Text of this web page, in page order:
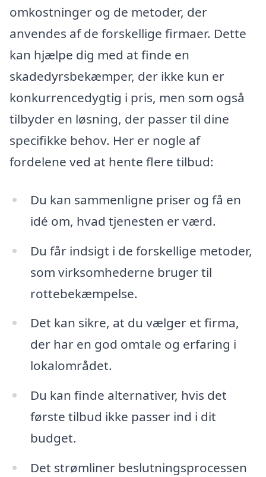
omkostninger og de metoder, der
anvendes af de forskellige firmaer. Dette
kan hjælpe dig med at finde en
skadedyrsbekæmper, der ikke kun er
konkurrencedygtig i pris, men som også
tilbyder en løsning, der passer til dine
specifikke behov. Her er nogle af
fordelene ved at hente flere tilbud:
Du kan sammenligne priser og få en
idé om, hvad tjenesten er værd.
Du får indsigt i de forskellige metoder,
som virksomhederne bruger til
rottebekæmpelse.
Det kan sikre, at du vælger et firma,
der har en god omtale og erfaring i
lokalområdet.
Du kan finde alternativer, hvis det
første tilbud ikke passer ind i dit
budget.
Det strømliner beslutningsprocessen